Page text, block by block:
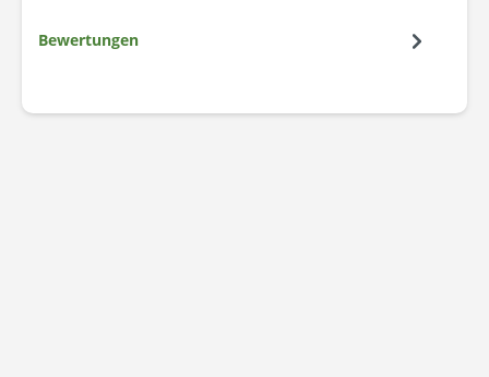
Bewertungen